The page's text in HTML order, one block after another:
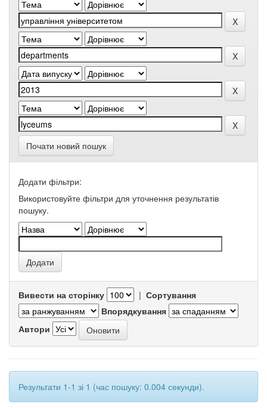
Почати новий пошук
Додати фільтри:
Використовуйте фільтри для уточнення результатів
пошуку.
Вивести на сторінку | Сортування
Впорядкування
Автори
Результати 1-1 зі 1 (час пошуку: 0.004 секунди).